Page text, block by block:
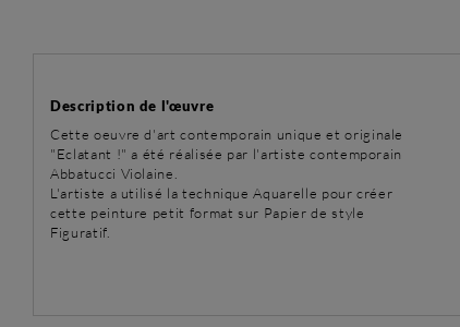
Description de l'œuvre
Cette oeuvre d'art contemporain unique et originale
"Eclatant !" a été réalisée par l'artiste contemporain
Abbatucci Violaine.
L'artiste a utilisé la technique Aquarelle pour créer
cette peinture petit format sur Papier de style
Figuratif.